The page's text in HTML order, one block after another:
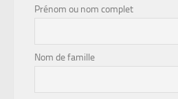
Prénom ou nom complet
Nom de famille